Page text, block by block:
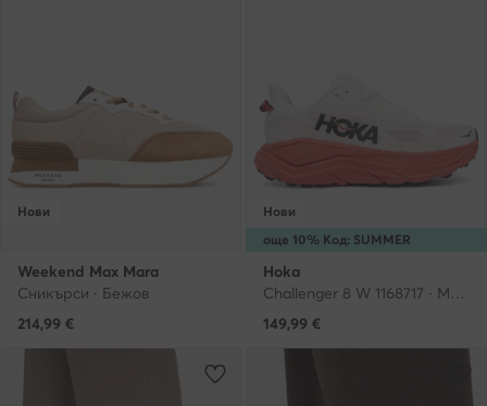
Нови
Weekend Max Mara
Сникърси · Бежов
214,99 €
още 10% Код: SUMMER
Нови
Hoka
Challenger 8 W 1168717 · Маратонки за бягане
149,99 €